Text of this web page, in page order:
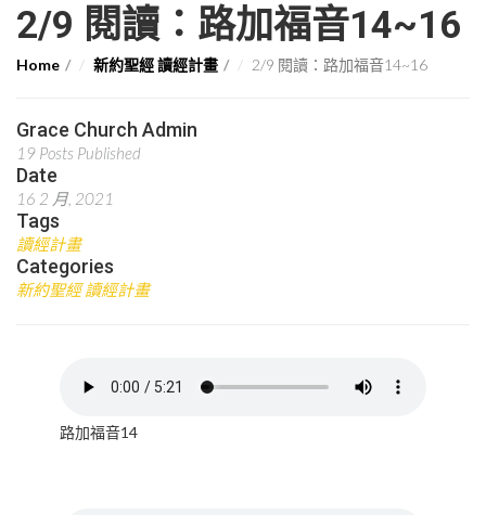
2/9 閱讀：路加福音14~16
Home 新約聖經 讀經計畫 2/9 閱讀：路加福音14~16
Grace Church Admin
19 Posts Published
Date
16 2 月, 2021
Tags
讀經計畫
Categories
新約聖經 讀經計畫
路加福音14